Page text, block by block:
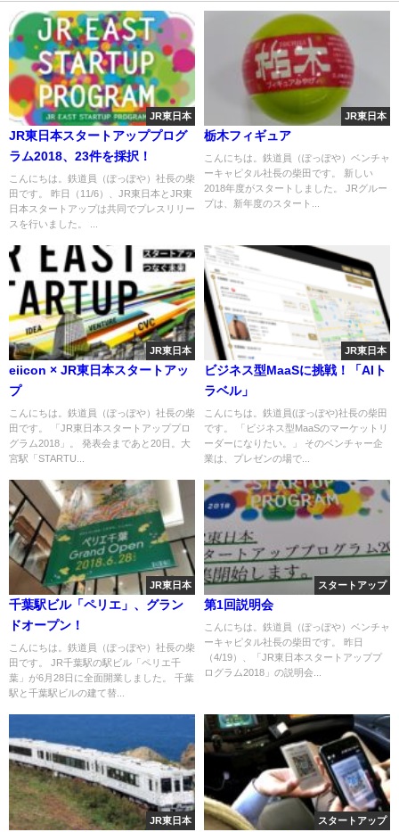
JR東日本
JR東日本スタートアッププログ
ラム2018、23件を採択！
こんにちは。鉄道員（ぽっぽや）社長の柴
田です。 昨日（11/6）、JR東日本とJR東
日本スタートアップは共同でプレスリリー
スを行いました。 ...
JR東日本
栃木フィギュア
こんにちは。鉄道員（ぽっぽや）ベンチャ
ーキャピタル社長の柴田です。 新しい
2018年度がスタートしました。 JRグルー
プは、新年度のスタート...
JR東日本
eiicon × JR東日本スタートアッ
プ
こんにちは。鉄道員（ぽっぽや）社長の柴
田です。 「JR東日本スタートアッププロ
グラム2018」。 発表会まであと20日。大
宮駅「STARTU...
JR東日本
ビジネス型MaaSに挑戦！「AIト
ラベル」
こんにちは。鉄道員(ぽっぽや)社長の柴田
です。 「ビジネス型MaaSのマーケットリ
ーダーになりたい。」 そのベンチャー企
業は、プレゼンの場で...
JR東日本
千葉駅ビル「ペリエ」、グラン
ドオープン！
こんにちは。鉄道員（ぽっぽや）社長の柴
田です。 JR千葉駅の駅ビル「ペリエ千
葉」が6月28日に全面開業しました。 千葉
駅と千葉駅ビルの建て替...
スタートアップ
第1回説明会
こんにちは。鉄道員（ぽっぽや）ベンチャ
ーキャピタル社長の柴田です。 昨日
（4/19）、「JR東日本スタートアッププ
ログラム2018」の説明会...
JR東日本 スタートアップ